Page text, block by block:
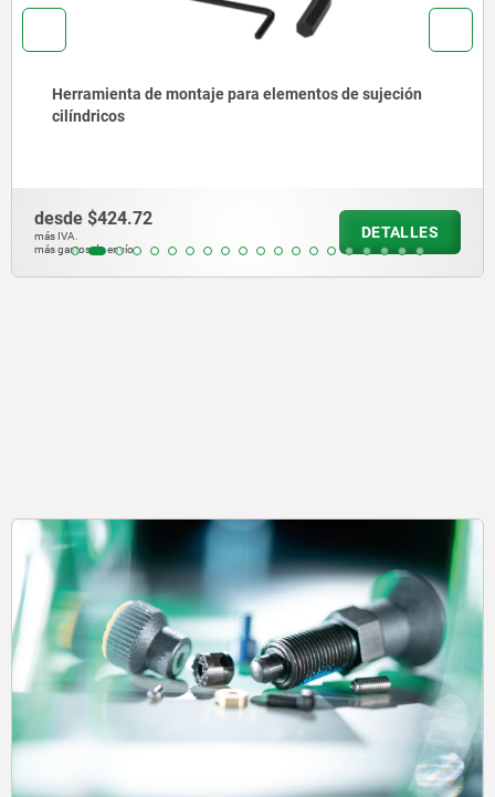
Herramienta de montaje para elementos de sujeción
cilíndricos
$424.72
IVA.
gastos de envío
DETALLES